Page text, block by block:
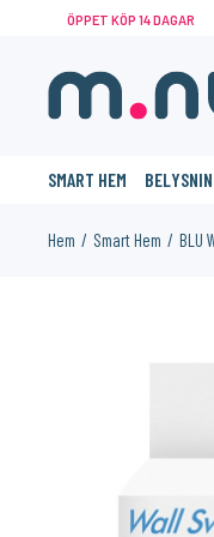
ÖPPET KÖP 14 DAGAR
SMART HEM
Hem Smart Hem BLU